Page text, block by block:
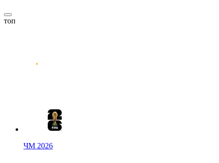
топ
ЧМ 2026